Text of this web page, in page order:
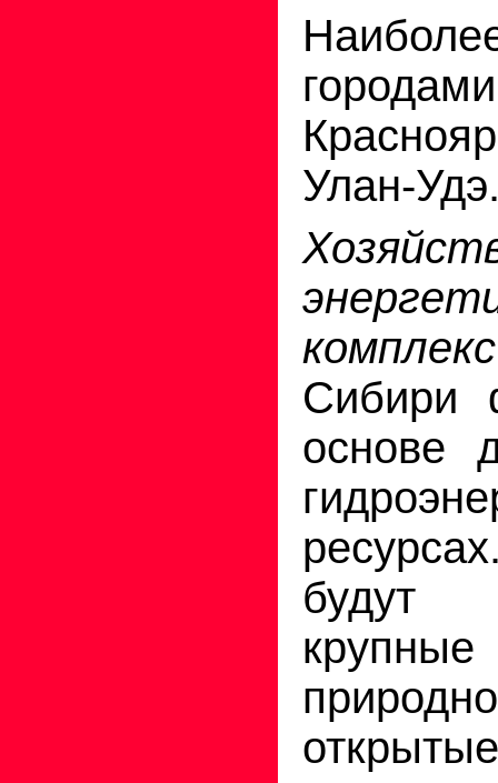
Улан-
комплекс
Сибири
основе
будут